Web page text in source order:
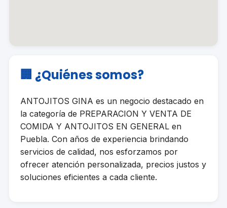
🏢 ¿Quiénes somos?
ANTOJITOS GINA es un negocio destacado en
la categoría de PREPARACION Y VENTA DE
COMIDA Y ANTOJITOS EN GENERAL en
Puebla. Con años de experiencia brindando
servicios de calidad, nos esforzamos por
ofrecer atención personalizada, precios justos y
soluciones eficientes a cada cliente.